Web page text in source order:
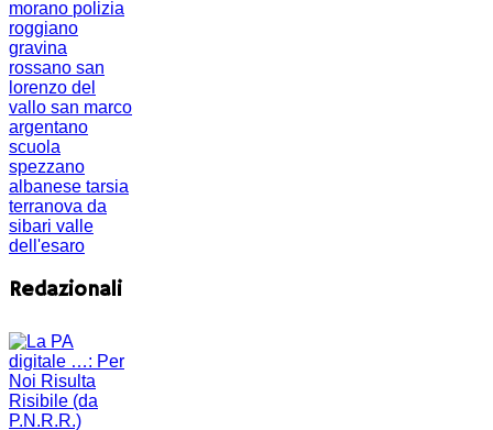
morano polizia
roggiano
gravina
rossano san
lorenzo del
vallo san marco
argentano
scuola
spezzano
albanese tarsia
terranova da
sibari valle
dell'esaro
Redazionali